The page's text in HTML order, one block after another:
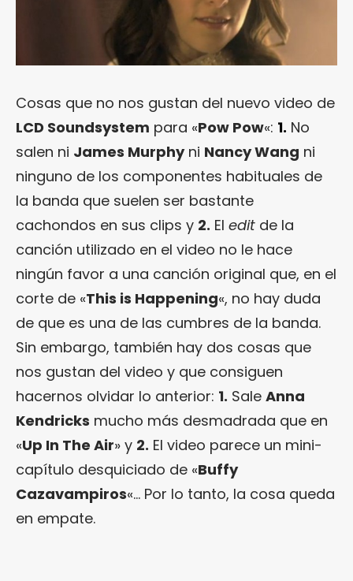
Cosas que no nos gustan del nuevo video de
LCD Soundsystem para «Pow Pow«: 1. No
salen ni James Murphyni Nancy Wang ni
ninguno de los componentes habituales de
la banda que suelen ser bastante
cachondos en sus clips y 2. El edit de la
canción utilizado en el video no le hace
ningún favor a una canción original que, en el
corte de «This is Happening«, no hay duda
de que es una de las cumbres de la banda.
Sin embargo, también hay dos cosas que
nos gustan del video y que consiguen
hacernos olvidar lo anterior: 1. Sale Anna
Kendricks mucho más desmadrada que en
«Up In The Air» y 2. El video parece un mini-
capítulo desquiciado de «Buffy
Cazavampiros«… Por lo tanto, la cosa queda
en empate.